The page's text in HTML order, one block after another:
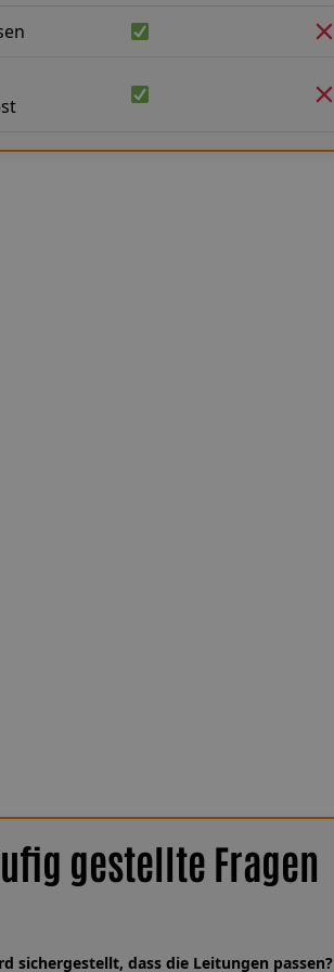
gestellte Fragen
sichergestellt, dass die Leitungen passen?